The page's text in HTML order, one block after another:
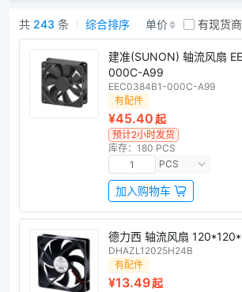
轴流风扇商品列表
共 243 条 综合排序 单价 有现货
建准(SUNON) 轴流风扇
000C-A99
EEC0384B1-000C-A99
有配件
¥45.40起
预计2小时发货
库存：180 PCS
PCS
加入购物车
德力西 轴流风扇
DHAZL12025H24B
有配件
¥13.49起